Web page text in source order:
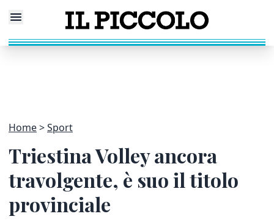
Home Sport
Triestina Volley ancora
travolgente, è suo il titolo
provinciale